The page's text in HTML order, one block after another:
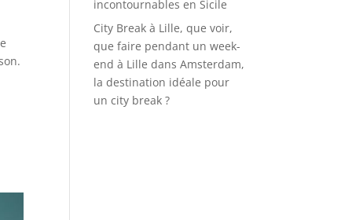
incontournables en Sicile
City Break à Lille, que voir,
que faire pendant un week-
end à Lille dansAmsterdam,
la destination idéale pour
un city break ?